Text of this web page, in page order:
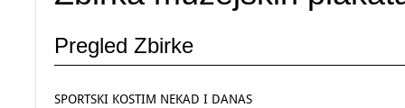
Pregled Zbirke
SPORTSKI KOSTIM NEKAD I DANAS